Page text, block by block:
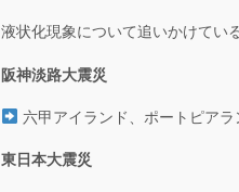
液状化現象について追いかけてい
阪神淡路大震災
六甲アイランド、ポートピア
東日本大震災